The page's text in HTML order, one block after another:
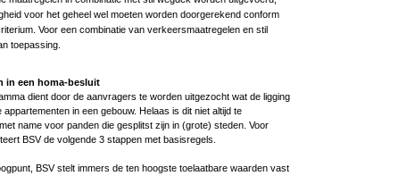
voor het geheel wel moeten worden doorgerekend conform
Voor een combinatie van verkeersmaatregelen en stil
toepassing.
in een homa-besluit
dient door de aanvragers te worden uitgezocht wat de ligging
in een gebouw. Helaas is dit niet altijd te
name voor panden die gesplitst zijn in (grote) steden. Voor
BSV de volgende 3 stappen met basisregels.
BSV stelt immers de ten hoogste toelaatbare waarden vast